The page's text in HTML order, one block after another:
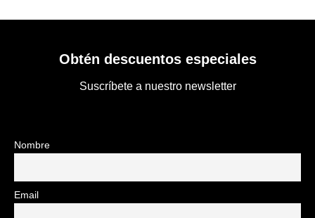
Obtén descuentos especiales
Suscríbete a nuestro newsletter
Nombre
Email